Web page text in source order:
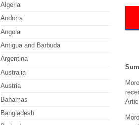
Algeria
Andorra
Angola
Antigua and Barbuda
Argentina
Australia
Austria
Bahamas
Bangladesh